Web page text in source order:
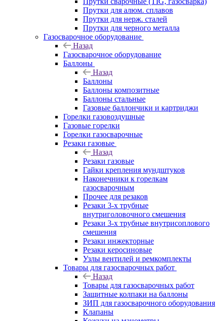
Прутки для алюм. сплавов
Прутки для нерж. сталей
Прутки для черного металла
Газосварочное оборудование
Назад
Газосварочное оборудование
Баллоны
Назад
Баллоны
Баллоны композитные
Баллоны стальные
Газовые баллончики и картриджи
Горелки газовоздушные
Газовые горелки
Горелки газосварочные
Резаки газовые
Назад
Резаки газовые
Гайки крепления мундштуков
Наконечники к горелкам
газосварочным
Прочее для резаков
Резаки 3-х трубные
внутриголовочного смешения
Резаки 3-х трубные внутрисоплового
смешения
Резаки инжекторные
Резаки керосиновые
Узлы вентилей и ремкомплекты
Товары для газосварочных работ
Назад
Товары для газосварочных работ
Защитные колпаки на баллоны
ЗИП для газосварочного оборудования
Клапаны